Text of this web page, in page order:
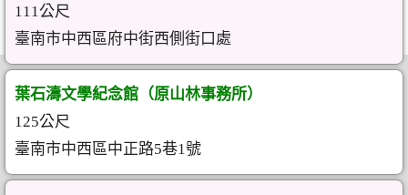
111公尺
臺南市中西區府中街西側街口處
葉石濤文學紀念館（原山林事務所）
125公尺
臺南市中西區中正路5巷1號